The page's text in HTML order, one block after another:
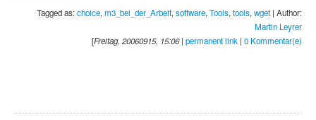
Tagged as:choice,m3_bei_der_Arbeit,software,Tools,tools,wget | Author:
Martin Leyrer
[Freitag, 20060915, 15:06| permanent link | 0 Kommentar(e)